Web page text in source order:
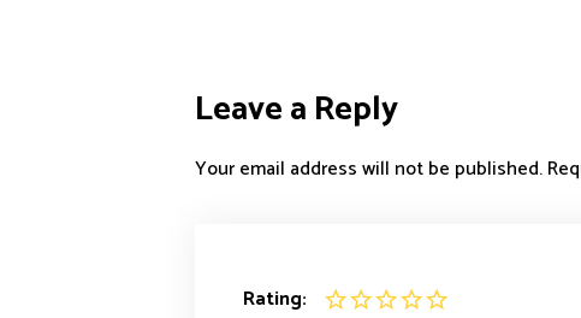
Leave a Reply
Your email address will not be published.
Rating